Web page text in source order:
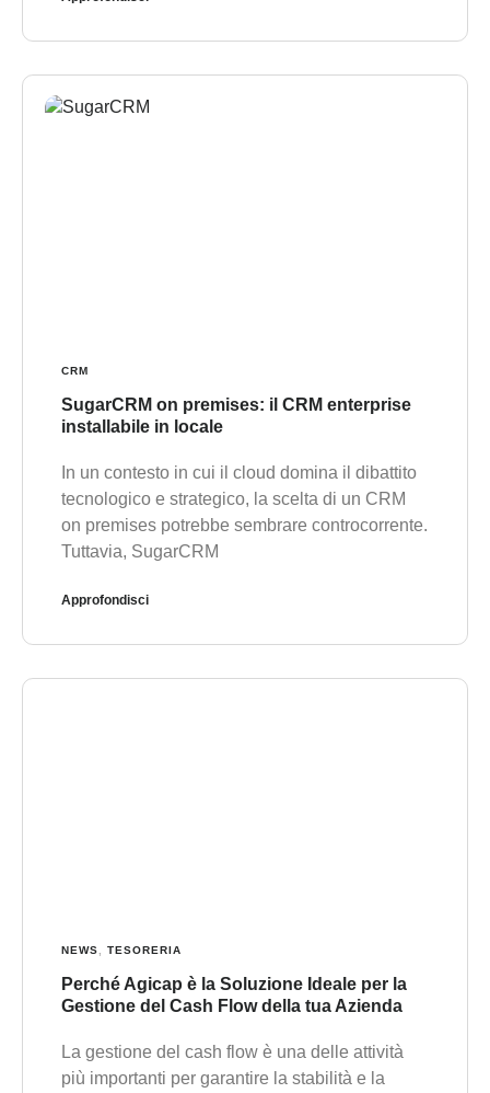
CRM
SugarCRM on premises: il CRM enterprise
installabile in locale
In un contesto in cui il cloud domina il dibattito
tecnologico e strategico, la scelta di un CRM
on premises potrebbe sembrare controcorrente.
Tuttavia, SugarCRM
Approfondisci
NEWS, TESORERIA
Perché Agicap è la Soluzione Ideale per la
Gestione del Cash Flow della tua Azienda
La gestione del cash flow è una delle attività
più importanti per garantire la stabilità e la